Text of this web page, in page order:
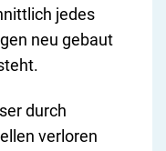
jedes
neu gebaut
durch
verloren